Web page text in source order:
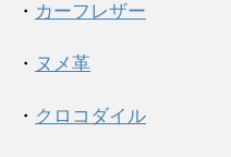
・ カーフレザー
・ ヌメ革
・ クロコダイル